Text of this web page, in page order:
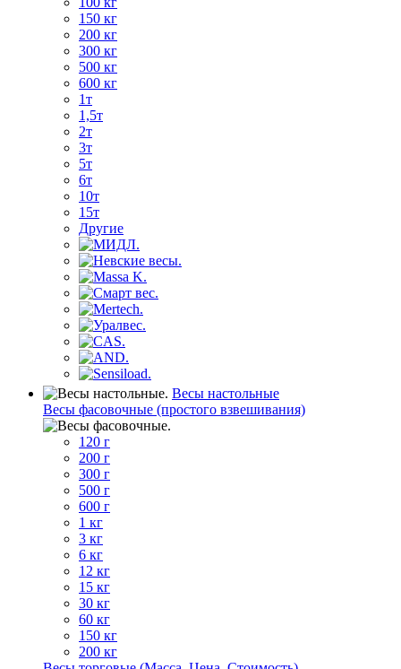
150 кг
200 кг
300 кг
500 кг
600 кг
1т
1,5т
2т
3т
5т
6т
10т
15т
Другие
Весы настольные
Весы фасовочные (простого взвешивания)
120 г
200 г
300 г
500 г
600 г
1 кг
3 кг
6 кг
12 кг
15 кг
30 кг
60 кг
150 кг
200 кг